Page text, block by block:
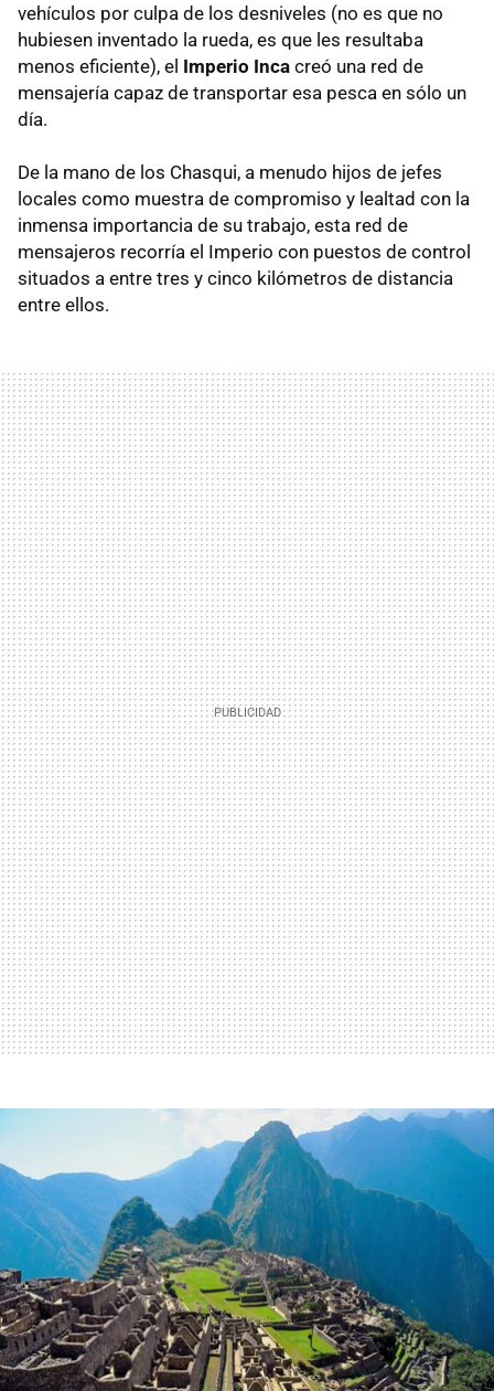
vehículos por culpa de los desniveles (no es que no
hubiesen inventado la rueda, es que les resultaba
menos eficiente), el Imperio Inca creó una red de
mensajería capaz de transportar esa pesca en sólo un
día.
De la mano de los Chasqui, a menudo hijos de jefes
locales como muestra de compromiso y lealtad con la
inmensa importancia de su trabajo, esta red de
mensajeros recorría el Imperio con puestos de control
situados a entre tres y cinco kilómetros de distancia
entre ellos.